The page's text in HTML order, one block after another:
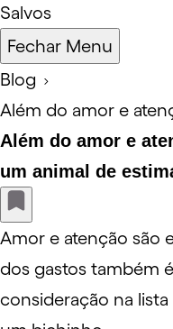
Salvos
Fechar Menu
Blog
Além do amor e
Além do amor e
um animal de
Amor e atenção são
dos gastos também
consideração na